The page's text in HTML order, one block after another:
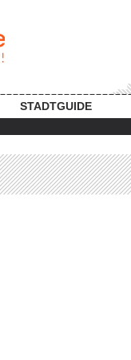
STADTGUIDE